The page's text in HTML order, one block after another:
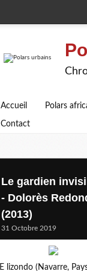
Accueil Polars
Contact
Le gardien
- Dolorès
(2013)
31 Octobre 2019
E lizondo (Navarre,